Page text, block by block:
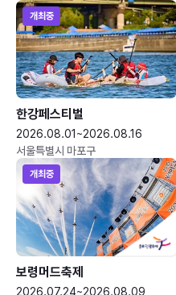
개최중
한강페스티벌
2026.08.01~2026.08.16
서울특별시 마포구
개최중
보령머드축제
2026.07.24~2026.08.09